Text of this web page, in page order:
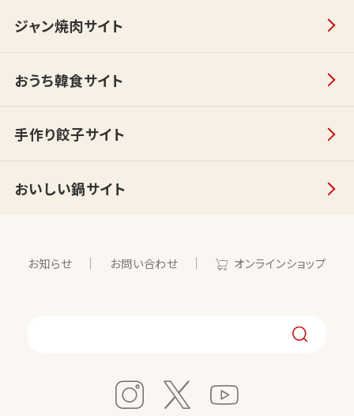
ジャン焼肉サイト
おうち韓食サイト
手作り餃子サイト
おいしい鍋サイト
お知らせ お問い合わせ オンラインショップ